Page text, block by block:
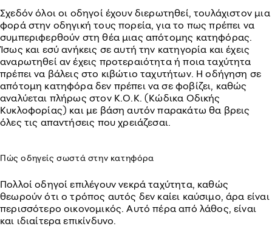
Σχεδόν όλοι οι οδηγοί έχουν διερωτηθεί, τουλάχιστον μια
φορά στην οδηγική τους πορεία, για το πως πρέπει να
συμπεριφερθούν στη θέα μιας απότομης κατηφόρας.
Ίσως και εσύ ανήκεις σε αυτή την κατηγορία και έχεις
αναρωτηθεί αν έχεις προτεραιότητα ή ποια ταχύτητα
πρέπει να βάλεις στο κιβώτιο ταχυτήτων. Η οδήγηση σε
απότομη κατηφόρα δεν πρέπει να σε φοβίζει, καθώς
αναλύεται πλήρως στον Κ.Ο.Κ. (Κώδικα Οδικής
Κυκλοφορίας) και με βάση αυτόν παρακάτω θα βρεις
όλες τις απαντήσεις που χρειάζεσαι.
Πώς οδηγείς σωστά στην κατηφόρα
Πολλοί οδηγοί επιλέγουν νεκρά ταχύτητα, καθώς
θεωρούν ότι ο τρόπος αυτός δεν καίει καύσιμο, άρα είναι
περισσότερο οικονομικός. Αυτό πέρα από λάθος, είναι
και ιδιαίτερα επικίνδυνο.